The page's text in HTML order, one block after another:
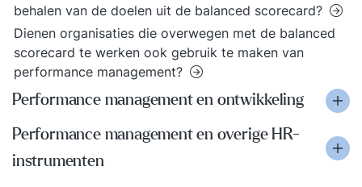
behalen van de doelen uit de balanced scorecard?
Dienen organisaties die overwegen met de balanced
scorecard te werken ook gebruik te maken van
performance management?
Performance management en ontwikkeling
Performance management en overige HR-
instrumenten